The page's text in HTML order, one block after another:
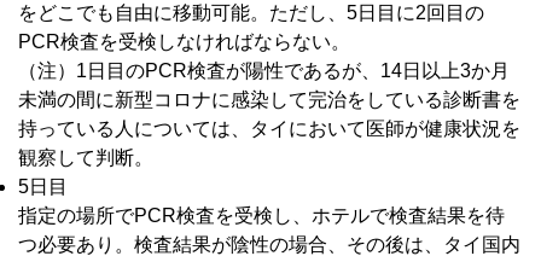
をどこでも自由に移動可能。ただし、5日目に2回目の
PCR検査を受検しなければならない。
（注）1日目のPCR検査が陽性であるが、14日以上3か月
未満の間に新型コロナに感染して完治をしている診断書を
持っている人については、タイにおいて医師が健康状況を
観察して判断。
5日目
指定の場所でPCR検査を受検し、ホテルで検査結果を待
つ必要あり。検査結果が陰性の場合、その後は、タイ国内